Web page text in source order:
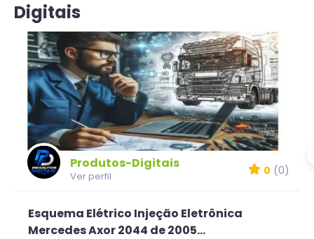
Digitais
Produtos-Digitais
Ver perfil 0 (0)
Esquema Elétrico Injeção Eletrônica
Mercedes Axor 2044 de 2005...